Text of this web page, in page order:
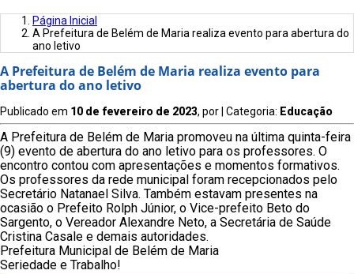
Página Inicial
A Prefeitura de Belém de Maria realiza evento para abertura do
ano letivo
A Prefeitura de Belém de Maria realiza evento para
abertura do ano letivo
Publicado em 10 de fevereiro de 2023, por | Categoria: Educação
A Prefeitura de Belém de Maria promoveu na última quinta-feira
(9) evento de abertura do ano letivo para os professores. O
encontro contou com apresentações e momentos formativos.
Os professores da rede municipal foram recepcionados pelo
Secretário Natanael Silva. Também estavam presentes na
ocasião o Prefeito Rolph Júnior, o Vice-prefeito Beto do
Sargento, o Vereador Alexandre Neto, a Secretária de Saúde
Cristina Casale e demais autoridades.
Prefeitura Municipal de Belém de Maria
Seriedade e Trabalho!